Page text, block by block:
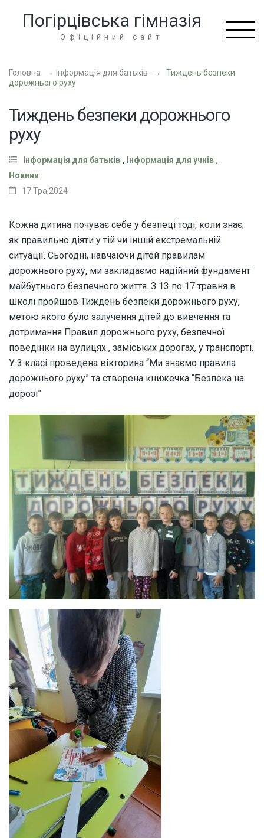
Enter)
Погірцівська гімназія
Офіційний сайт
Головна → Інформація для батьків →
Тиждень безпеки
дорожнього руху
Тиждень безпеки дорожнього
руху
Інформація для батьків , Інформація для учнів ,
Новини
17 Тра,2024
Кожна дитина почуває себе у безпеці тоді, коли знає,
як правильно діяти у тій чи іншій екстремальній
ситуації. Сьогодні, навчаючи дітей правилам
дорожнього руху, ми закладаємо надійний фундамент
майбутнього безпечного життя. З 13 по 17 травня в
школі пройшов Тиждень безпеки дорожнього руху,
метою якого було залучення дітей до вивчення та
дотримання Правил дорожнього руху, безпечної
поведінки на вулицях , заміських дорогах, у транспорті.
У 3 класі проведена вікторина “Ми знаємо правила
дорожнього руху” та створена книжечка “Безпека на
дорозі”